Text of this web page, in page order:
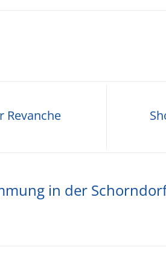
Revanche
in der